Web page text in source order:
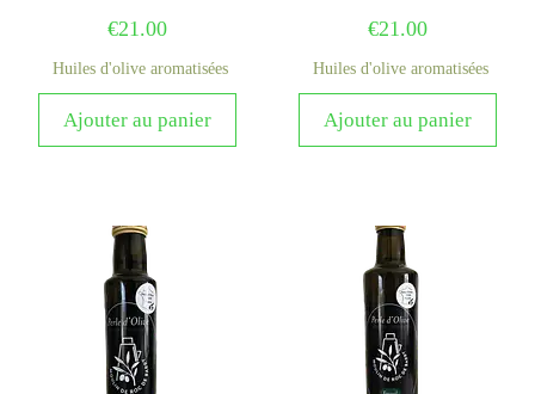
€21.00
Huiles d'olive aromatisées
Ajouter au panier
€21.00
Huiles d'olive aromatisées
Ajouter au panier